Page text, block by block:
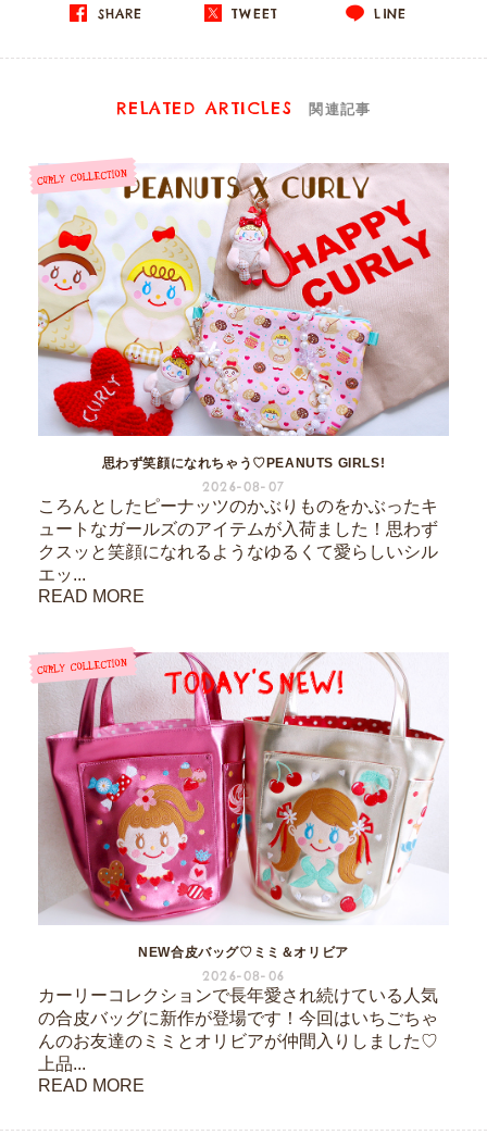
SHARE TWEET LINE
RELATED ARTICLES 関連記事
思わず笑顔になれちゃう♡PEANUTS GIRLS!
2026-08-07
ころんとしたピーナッツのかぶりものをかぶったキ
ュートなガールズのアイテムが入荷ました！思わず
クスッと笑顔になれるようなゆるくて愛らしいシル
エッ...
READ MORE
NEW合皮バッグ♡ミミ＆オリビア
2026-08-06
カーリーコレクションで長年愛され続けている人気
の合皮バッグに新作が登場です！今回はいちごちゃ
んのお友達のミミとオリビアが仲間入りしました♡
上品...
READ MORE